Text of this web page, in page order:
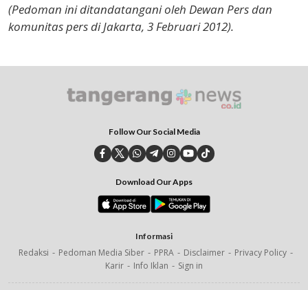
(Pedoman ini ditandatangani oleh Dewan Pers dan
komunitas pers di Jakarta, 3 Februari 2012).
Follow Our Social Media
Download Our Apps
Informasi
Redaksi Pedoman Media Siber PPRA Disclaimer
Privacy Policy
Karir
Info Iklan Sign in